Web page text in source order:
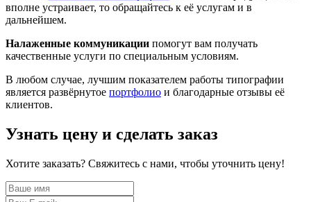
вполне устраивает, то обращайтесь к её услугам и в
дальнейшем.
Налаженные коммуникации помогут вам получать
качественные услуги по специальным условиям.
В любом случае, лучшим показателем работы типографии
является развёрнутое портфолио и благодарные отзывы её
клиентов.
Узнать цену и сделать заказ
Хотите заказать? Свяжитесь с нами, чтобы уточнить цену!